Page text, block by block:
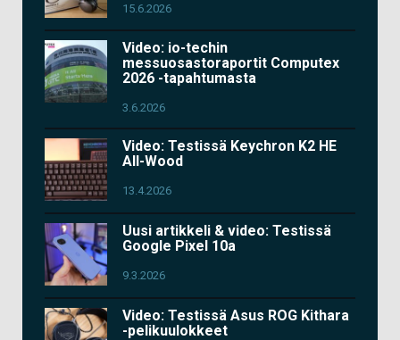
15.6.2026
Video: io-techin
messuosastoraportit Computex
2026 -tapahtumasta
3.6.2026
Video: Testissä Keychron K2 HE
All-Wood
13.4.2026
Uusi artikkeli & video: Testissä
Google Pixel 10a
9.3.2026
Video: Testissä Asus ROG Kithara
-pelikuulokkeet